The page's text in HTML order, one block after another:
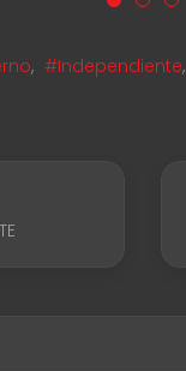
, #Independiente,